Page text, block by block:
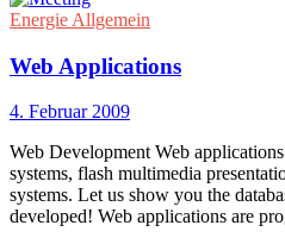
Energie Allgemein
Web Applications
4. Februar 2009
Web Development Web
systems, flash multimedia
systems. Let us show you the
developed! Web applications are